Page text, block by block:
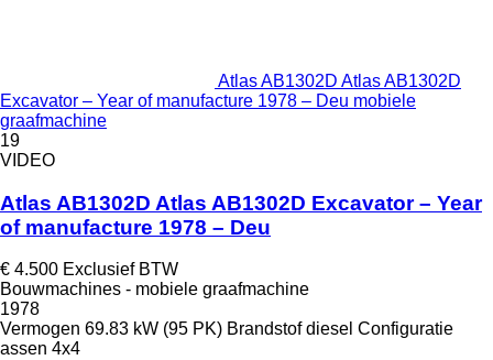
Atlas AB1302D Atlas AB1302D
Excavator – Year of manufacture 1978 – Deu mobiele
graafmachine
19
VIDEO
Atlas AB1302D Atlas AB1302D Excavator – Year
of manufacture 1978 – Deu
€ 4.500 Exclusief BTW
Bouwmachines - mobiele graafmachine
1978
Vermogen 69.83 kW (95 PK) Brandstof diesel Configuratie
assen 4x4